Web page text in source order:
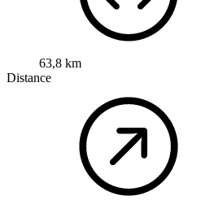
63,8 km
Distance